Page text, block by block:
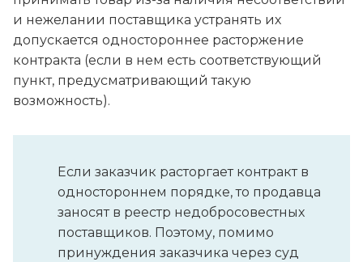
и нежелании поставщика устранять их
допускается одностороннее расторжение
контракта (если в нем есть соответствующий
пункт, предусматривающий такую
возможность).
Если заказчик расторгает контракт в
одностороннем порядке, то продавца
заносят в реестр недобросовестных
поставщиков. Поэтому, помимо
принуждения заказчика через суд